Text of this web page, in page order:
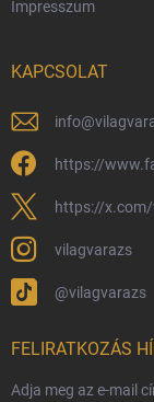
Hűségprogram
Általános Szerződési
Adatvédelmi feltételek
Védjegyek és szerzői
Fémjelzés és
Impresszum
KAPCSOLAT
info@
https://
https://
vilagvarazs
@vilagvarazs
FELIRATKOZÁS
Adja meg az e-mail